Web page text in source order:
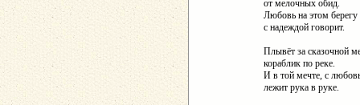
от мелочных обид.
Любовь на этом берегу
с надеждой говорит.
Плывёт за сказочной
кораблик по реке.
И в той мечте, с
лежит рука в руке.